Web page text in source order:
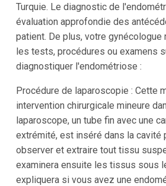
Turquie. Le diagnostic de
évaluation approfondie des
patient. De plus, votre gynécologue
les tests, procédures ou examens
diagnostiquer l'endométriose :
Procédure de laparoscopie : Cette
intervention chirurgicale mineure
laparoscope, un tube fin avec une
extrémité, est inséré dans la cavité
observer et extraire tout tissu
examinera ensuite les tissus sous
expliquera si vous avez une